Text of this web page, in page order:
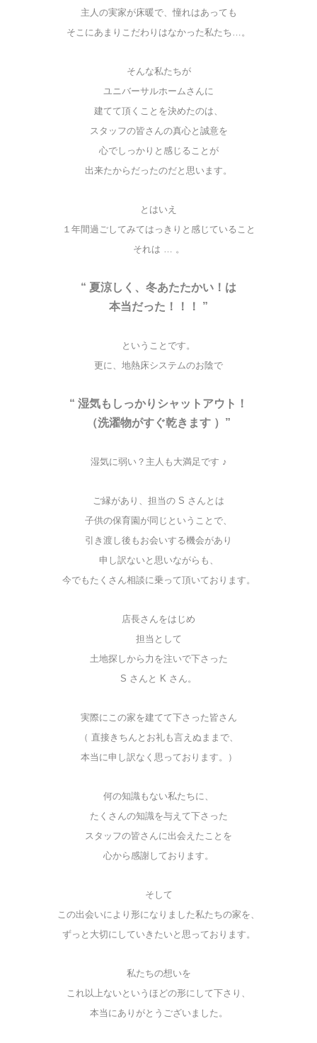
主人の実家が床暖で、憧れはあっても
そこにあまりこだわりはなかった私たち…。
そんな私たちが
ユニバーサルホームさんに
建てて頂くことを決めたのは、
スタッフの皆さんの真心と誠意を
心でしっかりと感じることが
出来たからだったのだと思います。
とはいえ
１年間過ごしてみてはっきりと感じていること
それは … 。
“ 夏涼しく、冬あたたかい！は
本当だった！！！ ”
ということです。
更に、地熱床システムのお陰で
“ 湿気もしっかりシャットアウト！
（洗濯物がすぐ乾きます ）”
湿気に弱い？主人も大満足です ♪
ご縁があり、 担当の S さんとは
子供の保育園が同じということで、
引き渡し後もお会いする機会があり
申し訳ないと思いながらも、
今でもたくさん相談に乗って頂いております。
店長さんをはじめ
担当として
土地探しから力を注いで下さった
S さんと K さん。
実際にこの家を建てて下さった皆さん
（ 直接きちんとお礼も言えぬままで、
本当に申し訳なく思っております。）
何の知識もない私たちに、
たくさんの知識を与えて下さった
スタッフの皆さんに出会えたことを
心から感謝しております。
そして
この出会いにより形になりました私たちの家を、
ずっと大切にしていきたいと思っております。
私たちの想いを
これ以上ないというほどの形にして下さり、
本当にありがとうございました。